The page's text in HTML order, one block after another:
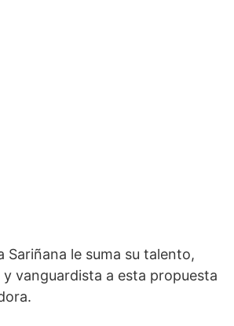
Sariñana le suma su talento,
vanguardista a esta propuesta